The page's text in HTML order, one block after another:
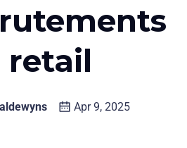
retail
Apr 9, 2025